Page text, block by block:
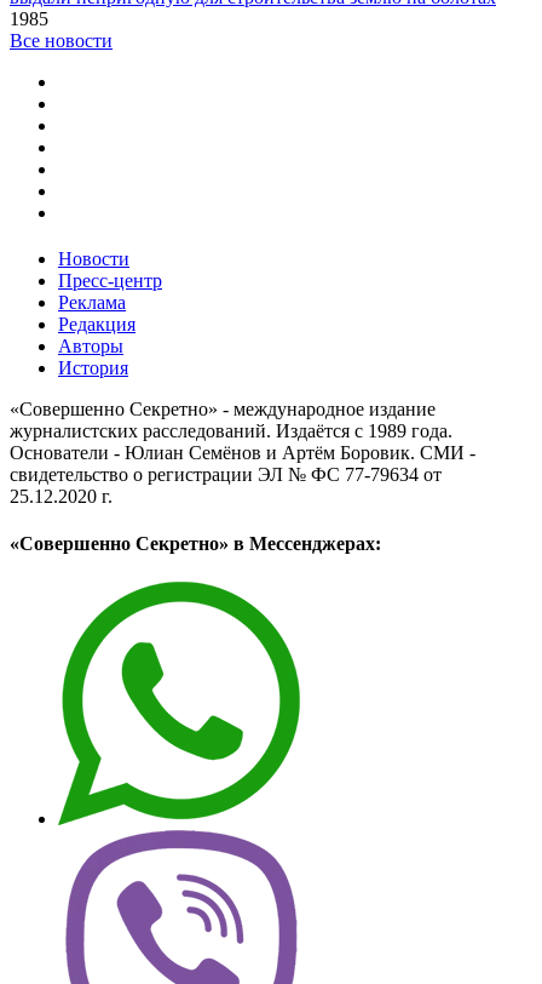
1985
Все новости
Новости
Пресс-центр
Реклама
Редакция
Авторы
История
«Совершенно Секретно» - международное издание
журналистских расследований. Издаётся с 1989 года.
Основатели - Юлиан Семёнов и Артём Боровик. CМИ -
свидетельство о регистрации ЭЛ № ФС 77-79634 от
25.12.2020 г.
«Совершенно Секретно» в Мессенджерах: